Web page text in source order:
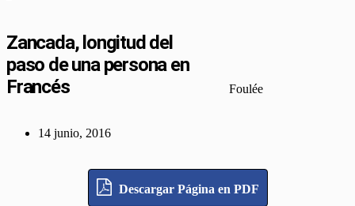
Zancada, longitud del
paso de una persona en
Francés
Foulée
14 junio, 2016
Descargar Página en PDF